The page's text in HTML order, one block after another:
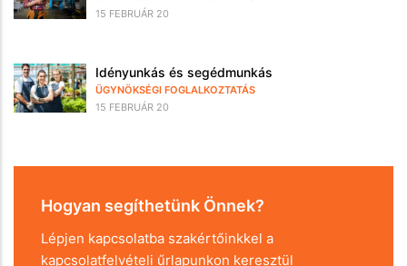
15 FEBRUÁR 20
Idényunkás és segédmunkás
ÜGYNÖKSÉGI FOGLALKOZTATÁS
15 FEBRUÁR 20
Hogyan segíthetünk Önnek?
Lépjen kapcsolatba szakértőinkkel a
kapcsolatfelvételi űrlapunkon keresztül